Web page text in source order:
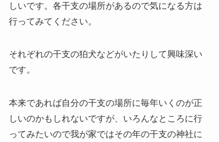
しいです。各干支の場所があるので気になる方は
行ってみてください。
それぞれの干支の狛犬などがいたりして興味深い
です。
本来であれば自分の干支の場所に毎年いくのが正
しいのかもしれないですが、いろんなところに行
ってみたいので我が家ではその年の干支の神社に